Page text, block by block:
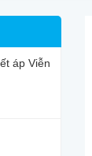
áp Viễn